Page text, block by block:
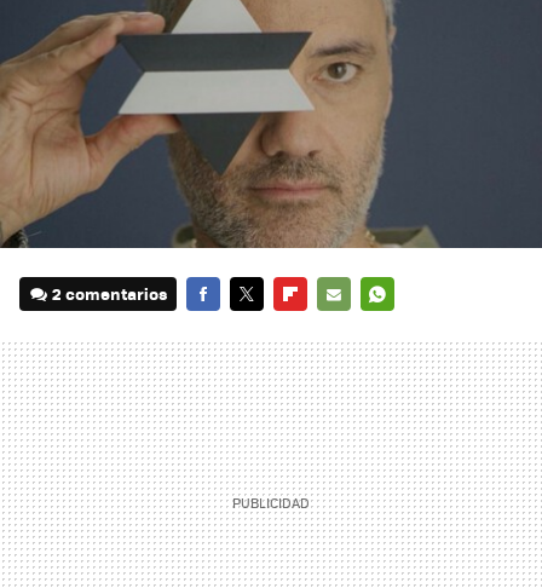
2 comentarios
MAIL